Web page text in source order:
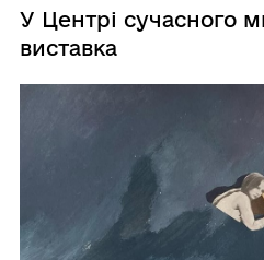
У Центрі сучасного
виставка